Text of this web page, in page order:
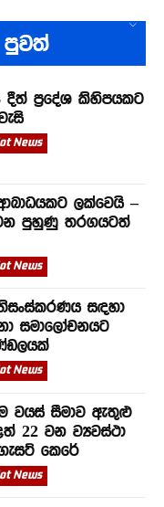
දීත් ප්‍රදේශ කිහිපයකට
News
ලක්වෙයි –
පුහුණු තරගයටත්
News
සඳහා
සමාලෝචනයට
News
වයස් සීමාව ඇතුළු
22 වන ව්‍යවස්ථා
කෙරේ
News